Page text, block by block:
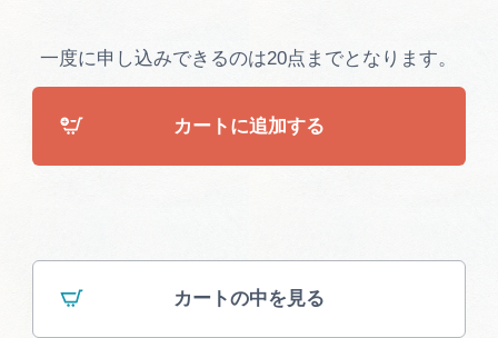
広告掲載
サイトポリシー
一度に申し込みできるのは20点までとなります。
カートに追加する
カートの中を見る